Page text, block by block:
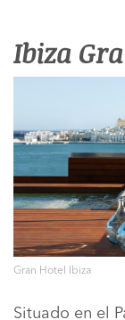
Ibiza
Gran Hotel Ibiza
Situado en el